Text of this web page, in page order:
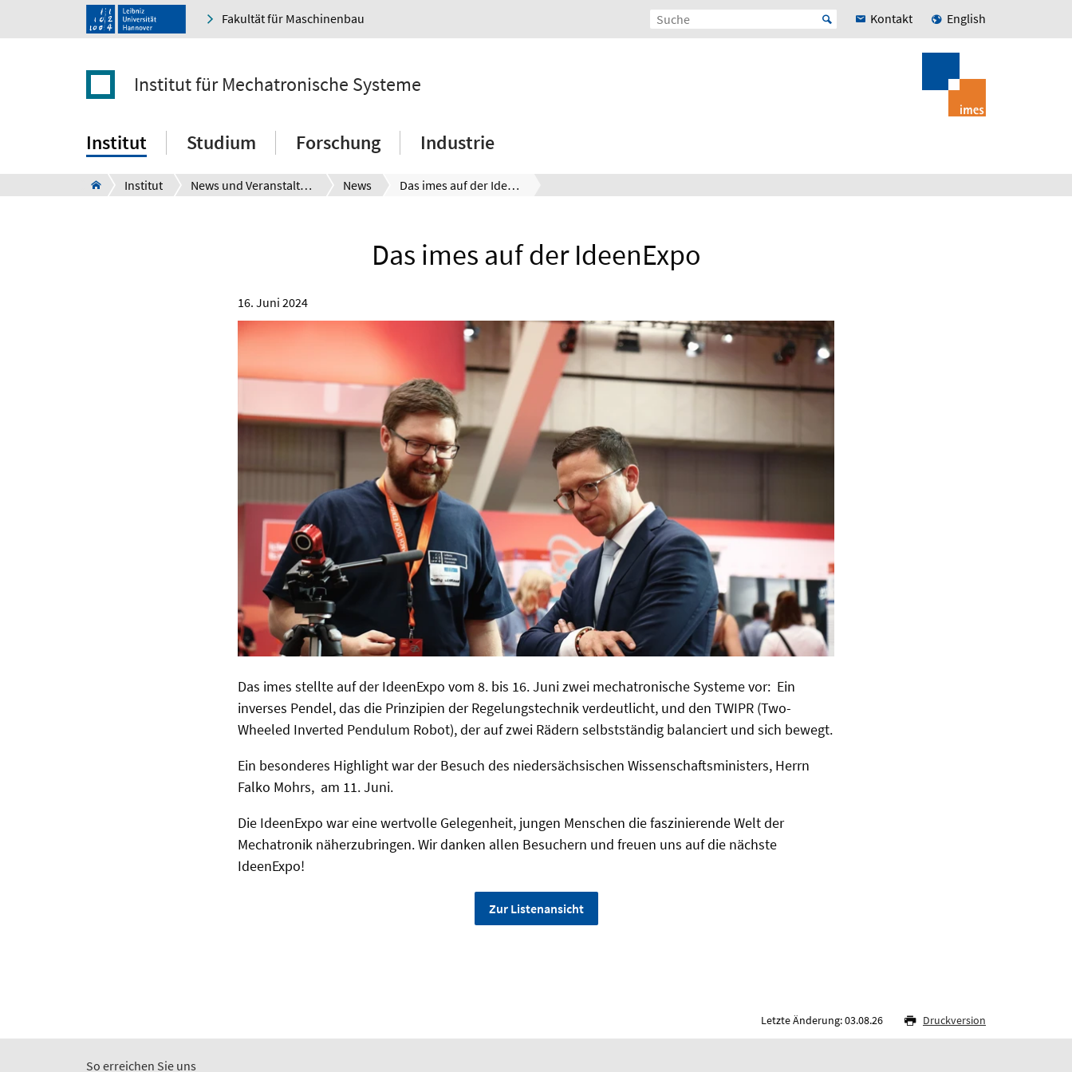
Fakultät für Maschinenbau Kontakt English
Institut für Mechatronische Systeme
Institut Studium Forschung Industrie
Institut News und Veranstaltungen News Das imes auf der IdeenExpo
Das imes auf der IdeenExpo
16. Juni 2024
Das imes stellte auf der IdeenExpo vom 8. bis 16. Juni zwei mechatronische Systeme vor: Ein
inverses Pendel, das die Prinzipien der Regelungstechnik verdeutlicht, und den TWIPR (Two-
Wheeled Inverted Pendulum Robot), der auf zwei Rädern selbstständig balanciert und sich bewegt.
Ein besonderes Highlight war der Besuch des niedersächsischen Wissenschaftsministers, Herrn
Falko Mohrs, am 11. Juni.
Die IdeenExpo war eine wertvolle Gelegenheit, jungen Menschen die faszinierende Welt der
Mechatronik näherzubringen. Wir danken allen Besuchern und freuen uns auf die nächste
IdeenExpo!
Zur Listenansicht
Letzte Änderung: 03.08.26 Druckversion
So erreichen Sie uns